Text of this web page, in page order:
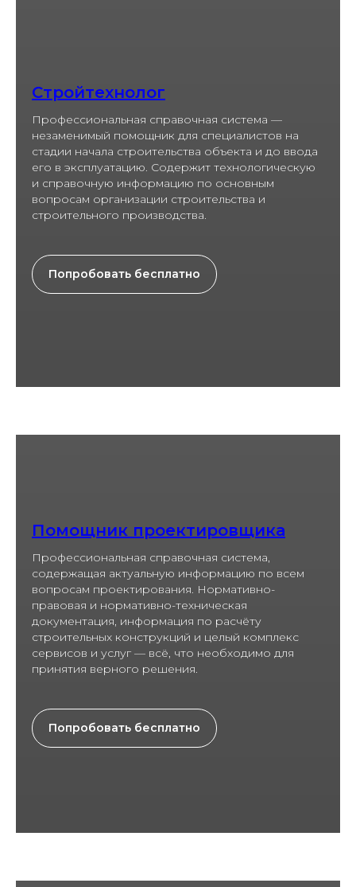
Стройтехнолог
Профессиональная справочная система —
незаменимый помощник для специалистов на
стадии начала строительства объекта и до ввода
его в эксплуатацию. Содержит технологическую
и справочную информацию по основным
вопросам организации строительства и
строительного производства.
Попробовать бесплатно
Помощник проектировщика
Профессиональная справочная система,
содержащая актуальную информацию по всем
вопросам проектирования. Нормативно-
правовая и нормативно-техническая
документация, информация по расчёту
строительных конструкций и целый комплекс
сервисов и услуг — всё, что необходимо для
принятия верного решения.
Попробовать бесплатно